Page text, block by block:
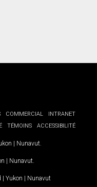
COMMERCIAL
INTRANET
TÉMOINS ACCESSIBILITÉ
| Nunavut
| Nunavut
| Yukon | Nunavut